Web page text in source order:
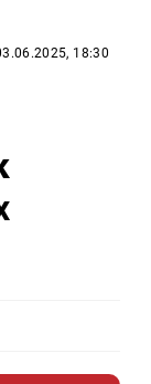
18:30